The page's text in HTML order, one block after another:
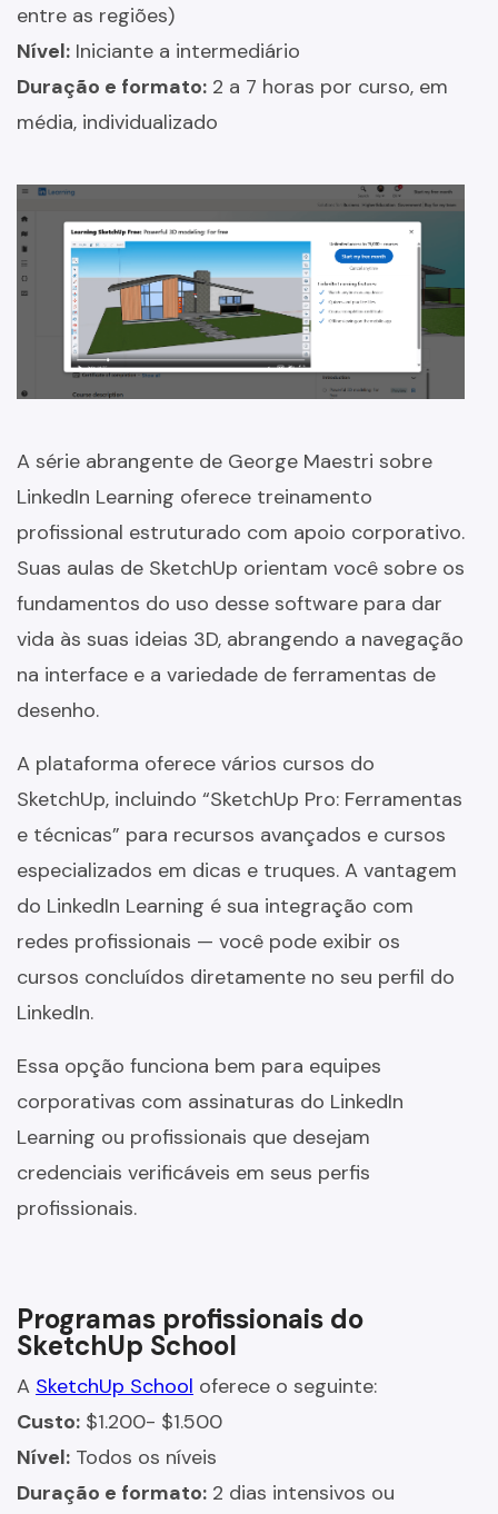
entre as regiões)
Nível: Iniciante a intermediário
Duração e formato: 2 a 7 horas por curso, em
média, individualizado
A série abrangente de George Maestri sobre
LinkedIn Learning oferece treinamento
profissional estruturado com apoio corporativo.
Suas aulas de SketchUp orientam você sobre os
fundamentos do uso desse software para dar
vida às suas ideias 3D, abrangendo a navegação
na interface e a variedade de ferramentas de
desenho.
A plataforma oferece vários cursos do
SketchUp, incluindo “SketchUp Pro: Ferramentas
e técnicas” para recursos avançados e cursos
especializados em dicas e truques. A vantagem
do LinkedIn Learning é sua integração com
redes profissionais — você pode exibir os
cursos concluídos diretamente no seu perfil do
LinkedIn.
Essa opção funciona bem para equipes
corporativas com assinaturas do LinkedIn
Learning ou profissionais que desejam
credenciais verificáveis em seus perfis
profissionais.
Programas profissionais do
SketchUp School
A SketchUp School oferece o seguinte:
Custo: $1.200- $1.500
Nível: Todos os níveis
Duração e formato: 2 dias intensivos ou